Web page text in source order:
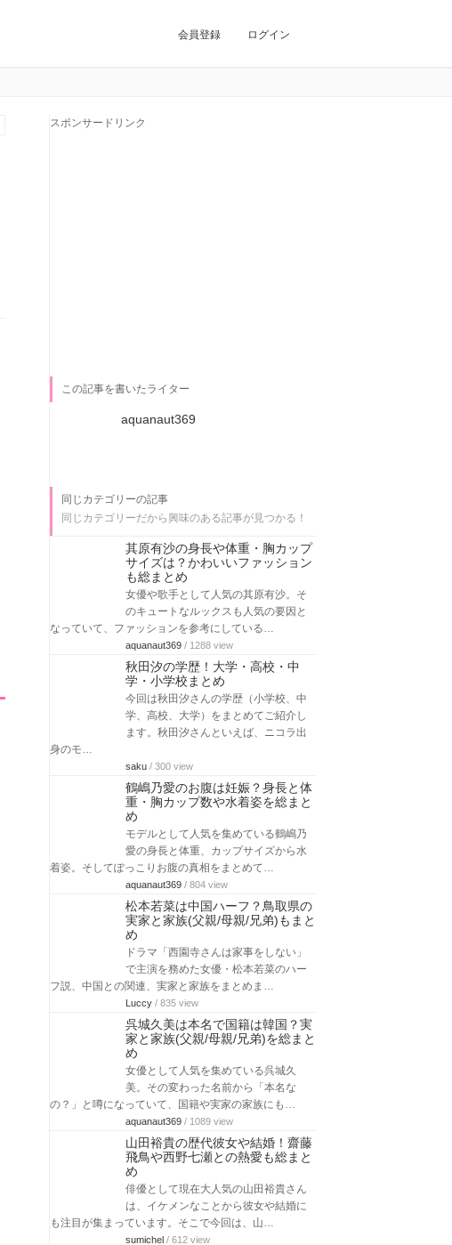
会員登録 ログイン
スポンサードリンク
この記事を書いたライター
aquanaut369
同じカテゴリーの記事
同じカテゴリーだから興味のある記事が見つかる！
其原有沙の身長や体重・胸カップ
サイズは？かわいいファッション
も総まとめ
女優や歌手として人気の其原有沙。そ
のキュートなルックスも人気の要因と
なっていて、ファッションを参考にしている…
aquanaut369 / 1288 view
秋田汐の学歴！大学・高校・中
学・小学校まとめ
今回は秋田汐さんの学歴（小学校、中
学、高校、大学）をまとめてご紹介し
ます。秋田汐さんといえば、ニコラ出
身のモ…
saku / 300 view
鶴嶋乃愛のお腹は妊娠？身長と体
重・胸カップ数や水着姿を総まと
め
モデルとして人気を集めている鶴嶋乃
愛の身長と体重、カップサイズから水
着姿。そしてぽっこりお腹の真相をまとめて…
aquanaut369 / 804 view
松本若菜は中国ハーフ？鳥取県の
実家と家族(父親/母親/兄弟)もまと
め
ドラマ「西園寺さんは家事をしない」
で主演を務めた女優・松本若菜のハー
フ説、中国との関連、実家と家族をまとめま…
Luccy / 835 view
呉城久美は本名で国籍は韓国？実
家と家族(父親/母親/兄弟)を総まと
め
女優として人気を集めている呉城久
美。その変わった名前から「本名な
の？」と噂になっていて、国籍や実家の家族にも…
aquanaut369 / 1089 view
山田裕貴の歴代彼女や結婚！齋藤
飛鳥や西野七瀬との熱愛も総まと
め
俳優として現在大人気の山田裕貴さん
は、イケメンなことから彼女や結婚に
も注目が集まっています。そこで今回は、山…
sumichel / 612 view